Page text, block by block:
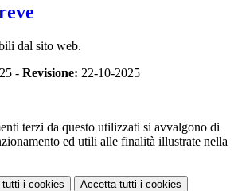
dal sito web.
- Revisione: 22-10-2025
terzi da questo utilizzati si avvalgono di
ed utili alle finalità illustrate nella
tutti i cookies Accetta tutti i cookies